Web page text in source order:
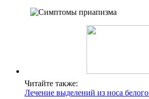
Читайте также:
Лечение выделений из носа